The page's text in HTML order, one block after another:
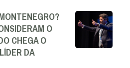
O
CHEGA O
DA